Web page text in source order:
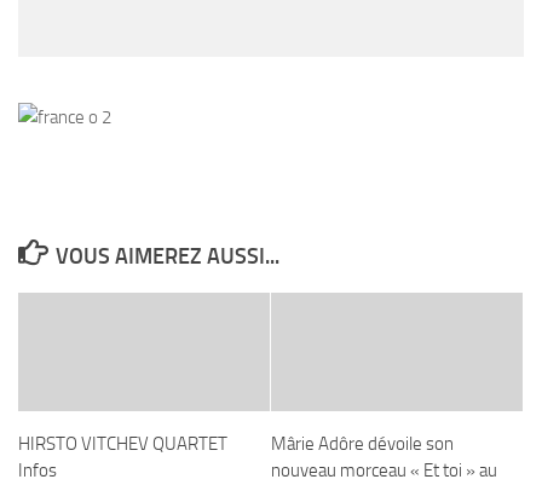
VOUS AIMEREZ AUSSI...
HIRSTO VITCHEV QUARTET
Infos
Mârie Adôre dévoile son
nouveau morceau « Et toi » au